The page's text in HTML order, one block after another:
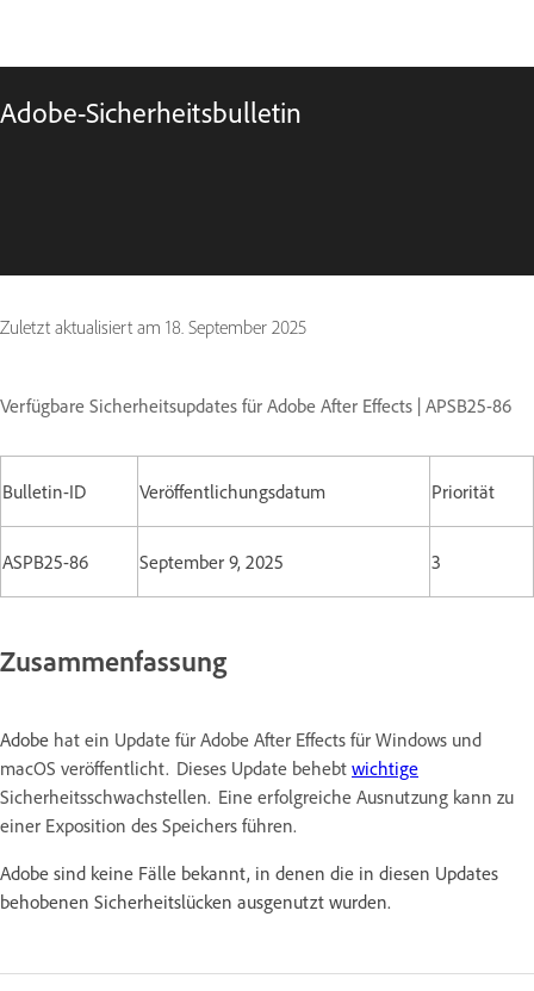
Adobe-Sicherheitsbulletin
Zuletzt aktualisiert am 18. September 2025
Verfügbare Sicherheitsupdates für Adobe After Effects | APSB25-86
Bulletin-ID Veröffentlichungsdatum Priorität
ASPB25-86 September 9, 2025 3
Zusammenfassung
Adobe hat ein Update für Adobe After Effects für Windows und
macOS veröffentlicht. Dieses Update behebt wichtige
Sicherheitsschwachstellen. Eine erfolgreiche Ausnutzung kann zu
einer Exposition des Speichers führen.
Adobe sind keine Fälle bekannt, in denen die in diesen Updates
behobenen Sicherheitslücken ausgenutzt wurden.